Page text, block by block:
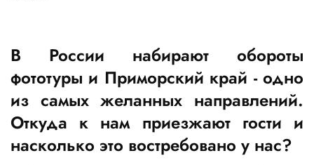
В России набирают обороты
фототуры и Приморский край - одно
из самых желанных направлений.
Откуда к нам приезжают гости и
насколько это востребовано у нас?